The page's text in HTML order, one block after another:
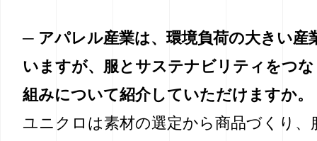
─ アパレル産業は、環境負荷の大きい産
いますが、服とサステナビリティをつ
組みについて紹介していただけますか。
ユニクロは素材の選定から商品づくり、